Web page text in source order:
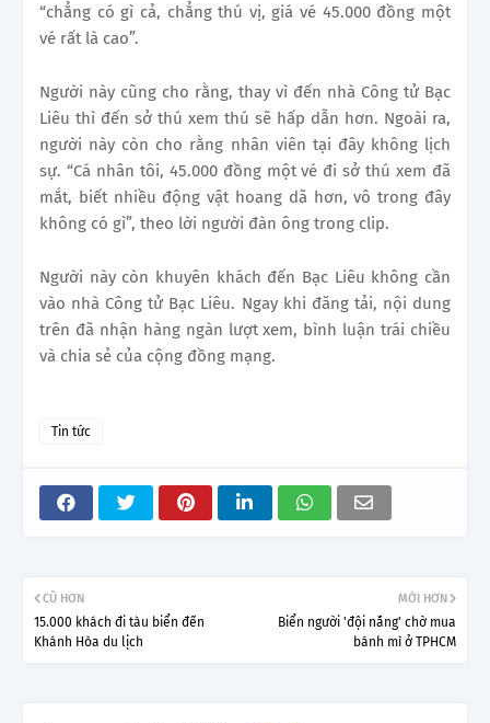
“chẳng có gì cả, chẳng thú vị, giá vé 45.000 đồng một
vé rất là cao”.
Người này cũng cho rằng, thay vì đến nhà Công tử Bạc
Liêu thì đến sở thú xem thú sẽ hấp dẫn hơn. Ngoài ra,
người này còn cho rằng nhân viên tại đây không lịch
sự. “Cá nhân tôi, 45.000 đồng một vé đi sở thú xem đã
mắt, biết nhiều động vật hoang dã hơn, vô trong đây
không có gì”, theo lời người đàn ông trong clip.
Người này còn khuyên khách đến Bạc Liêu không cần
vào nhà Công tử Bạc Liêu. Ngay khi đăng tải, nội dung
trên đã nhận hàng ngàn lượt xem, bình luận trái chiều
và chia sẻ của cộng đồng mạng.
Tin tức
MỚI HƠN
Biển người 'đội nắng' chờ mua
bánh mì ở TPHCM
CŨ HƠN
15.000 khách đi tàu biển đến
Khánh Hòa du lịch